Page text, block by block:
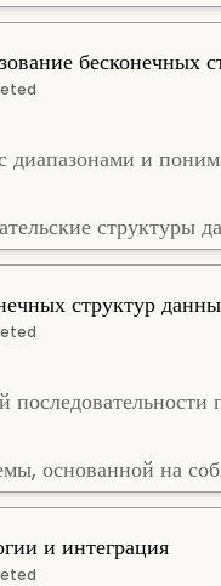
бесконечных
диапазонами и
структуры
структур
последовательности
основанной на
и интеграция